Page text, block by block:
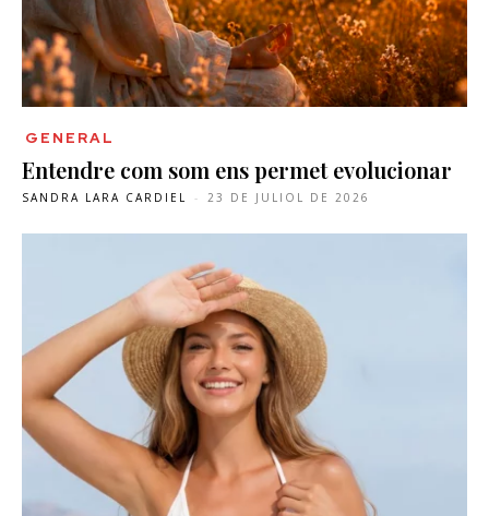
GENERAL
Entendre com som ens permet evolucionar
SANDRA LARA CARDIEL - 23 DE JULIOL DE 2026